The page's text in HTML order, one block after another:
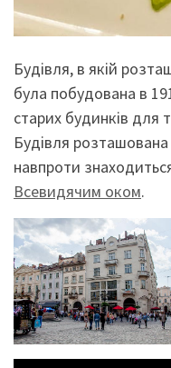
Будівля, в якій
була побудована в
старих будинків для
Будівля розташована
навпроти
Всевидячим оком.